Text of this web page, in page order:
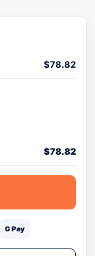
$78.82
$78.82
G Pay